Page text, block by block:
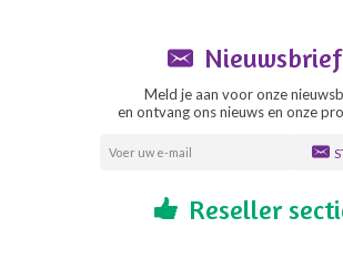
Nieuwsbrief
Meld je aan voor onze
en ontvang ons nieuws en onze
Reseller